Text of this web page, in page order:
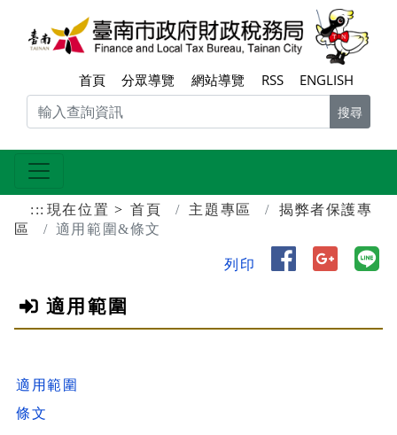
跳到主要內容區塊
首頁 分眾導覽 網站導覽 RSS ENGLISH
搜尋
::: 現在位置 首頁 主題專區
揭弊者保護專
區
適用範圍&條文
列印
分享到分享到
適用範圍
適用範圍
條文